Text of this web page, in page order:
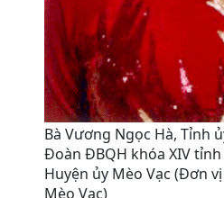
Bà Vương Ngọc Hà, Tỉnh
Đoàn ĐBQH khóa XIV
Huyện ủy Mèo Vạc (Đơn
Mèo Vạc)